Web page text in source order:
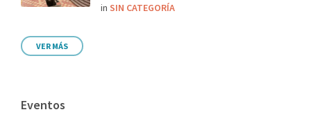
in SIN CATEGORÍA
VER MÁS
Eventos